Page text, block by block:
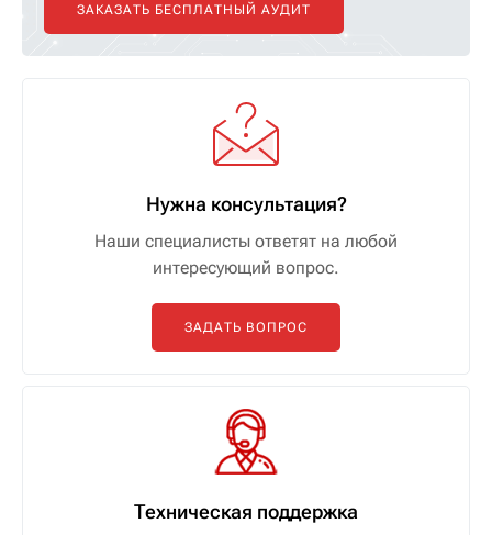
ЗАКАЗАТЬ БЕСПЛАТНЫЙ АУДИТ
Нужна консультация?
Наши специалисты ответят на любой
интересующий вопрос.
ЗАДАТЬ ВОПРОС
Техническая поддержка